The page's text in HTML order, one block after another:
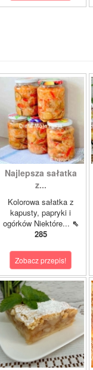
Najlepsza sałatka
z...
Kolorowa sałatka z
kapusty, papryki i
ogórków Niektóre... ⇖
285
Zobacz przepis!